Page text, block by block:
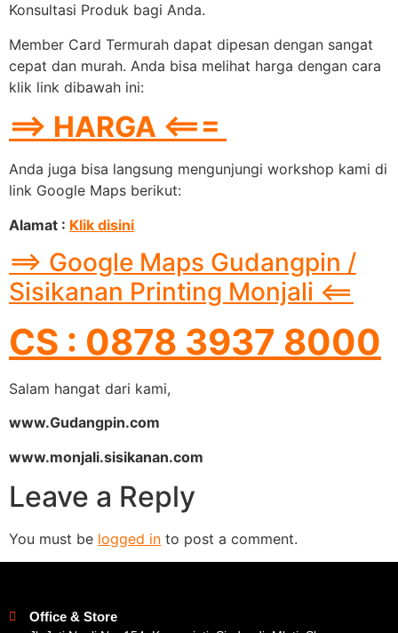
Konsultasi Produk bagi Anda.
Member Card Termurah dapat dipesan dengan sangat
cepat dan murah. Anda bisa melihat harga dengan cara
klik link dibawah ini:
==> HARGA <===
Anda juga bisa langsung mengunjungi workshop kami di
link Google Maps berikut:
Alamat : Klik disini
==> Google Maps Gudangpin /
Sisikanan Printing Monjali <==
CS : 0878 3937 8000
Salam hangat dari kami,
www.Gudangpin.com
www.monjali.sisikanan.com
Leave a Reply
You must be logged in to post a comment.
Office & Store